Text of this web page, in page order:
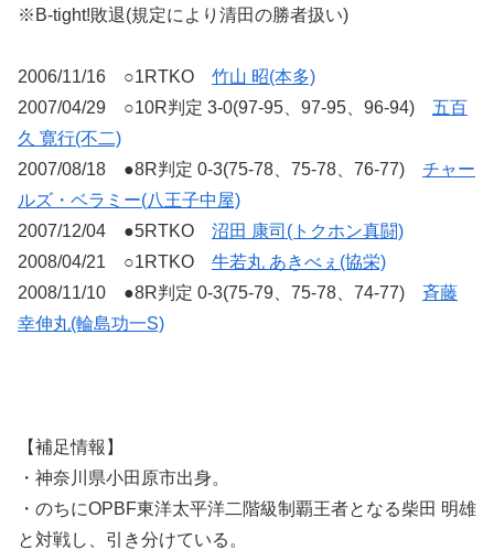
※B-tight!敗退(規定により清田の勝者扱い)
2006/11/16 ○1RTKO 竹山 昭(本多)
2007/04/29 ○10R判定 3-0(97-95、97-95、96-94) 五百
久 寛行(不二)
2007/08/18 ●8R判定 0-3(75-78、75-78、76-77) チャー
ルズ・ベラミー(八王子中屋)
2007/12/04 ●5RTKO 沼田 康司(トクホン真闘)
2008/04/21 ○1RTKO 牛若丸 あきべぇ(協栄)
2008/11/10 ●8R判定 0-3(75-79、75-78、74-77) 斉藤
幸伸丸(輪島功一S)
【補足情報】
・神奈川県小田原市出身。
・のちにOPBF東洋太平洋二階級制覇王者となる柴田 明雄
と対戦し、引き分けている。